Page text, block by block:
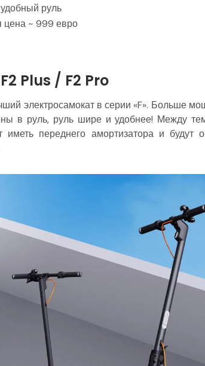
руль
цена ~ 999 евро
Plus / F2 Pro
электросамокат в серии «F». Больше
в руль, руль шире и удобнее! Между
иметь переднего амортизатора и